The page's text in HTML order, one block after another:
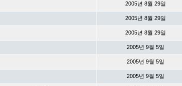
2005년 8월 29일
2005년 8월 29일
2005년 8월 29일
2005년 9월 5일
2005년 9월 5일
2005년 9월 5일